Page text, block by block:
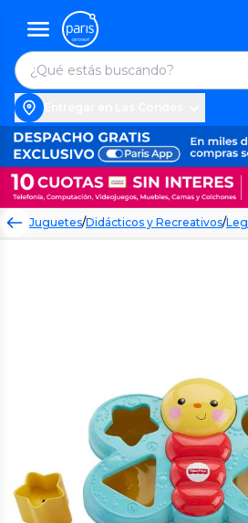
Juguetes/Didácticos y Recreativos/